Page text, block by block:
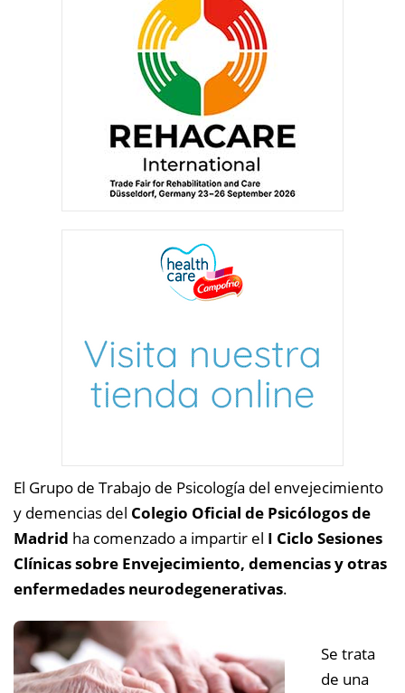
El Grupo de Trabajo de Psicología del envejecimiento
y demencias del Colegio Oficial de Psicólogos de
Madrid ha comenzado a impartir el I Ciclo Sesiones
Clínicas sobre Envejecimiento, demencias y otras
enfermedades neurodegenerativas.
Se trata
de una